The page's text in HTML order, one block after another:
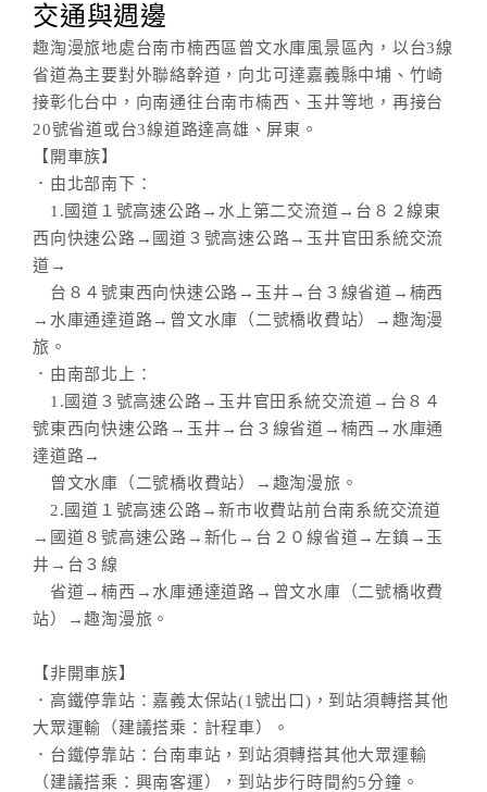
交通與週邊
趣淘漫旅地處台南市楠西區曾文水庫風景區內，以台3線
省道為主要對外聯絡幹道，向北可達嘉義縣中埔、竹崎
接彰化台中，向南通往台南市楠西、玉井等地，再接台
20號省道或台3線道路達高雄、屏東。
【開車族】
．由北部南下：
1.國道１號高速公路→水上第二交流道→台８２線東
西向快速公路→國道３號高速公路→玉井官田系統交流
道→
台８４號東西向快速公路→玉井→台３線省道→楠西
→水庫通達道路→曾文水庫（二號橋收費站）→趣淘漫
旅。
．由南部北上：
1.國道３號高速公路→玉井官田系統交流道→台８４
號東西向快速公路→玉井→台３線省道→楠西→水庫通
達道路→
曾文水庫（二號橋收費站）→趣淘漫旅。
2.國道１號高速公路→新市收費站前台南系統交流道
→國道８號高速公路→新化→台２０線省道→左鎮→玉
井→台３線
省道→楠西→水庫通達道路→曾文水庫（二號橋收費
站）→趣淘漫旅。
【非開車族】
．高鐵停靠站：嘉義太保站(1號出口)，到站須轉搭其他
大眾運輸（建議搭乘：計程車）。
．台鐵停靠站：台南車站，到站須轉搭其他大眾運輸
（建議搭乘：興南客運），到站步行時間約5分鐘。